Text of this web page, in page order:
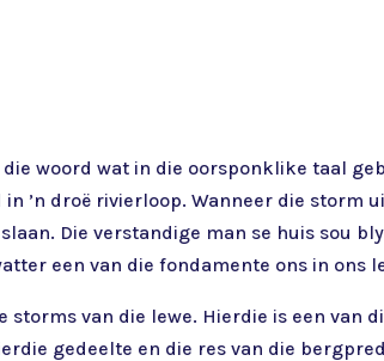
woord wat in die oorsponklike taal
’n droë rivierloop. Wanneer die storm
Die verstandige man se huis sou
een van die fondamente ons in ons
van die lewe. Hierdie is een van
gedeelte en die res van die